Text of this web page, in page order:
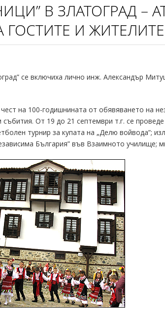
В ЗЛАТОГРАД –
И
се включиха лично инж. Александър
на 100-годишнината от обявяването на
От 19 до 21 септември т.г. се
турнир за купата на „Делю войвода”;
България” във Взаимното училище;